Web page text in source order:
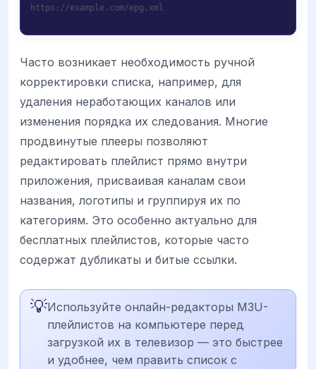
https://example.com/epg.xml
Часто возникает необходимость ручной
корректировки списка, например, для
удаления неработающих каналов или
изменения порядка их следования. Многие
продвинутые плееры позволяют
редактировать плейлист прямо внутри
приложения, присваивая каналам свои
названия, логотипы и группируя их по
категориям. Это особенно актуально для
бесплатных плейлистов, которые часто
содержат дубликаты и битые ссылки.
💡Используйте онлайн-редакторы M3U-
плейлистов на компьютере перед
загрузкой их в телевизор — это быстрее
и удобнее, чем править список с